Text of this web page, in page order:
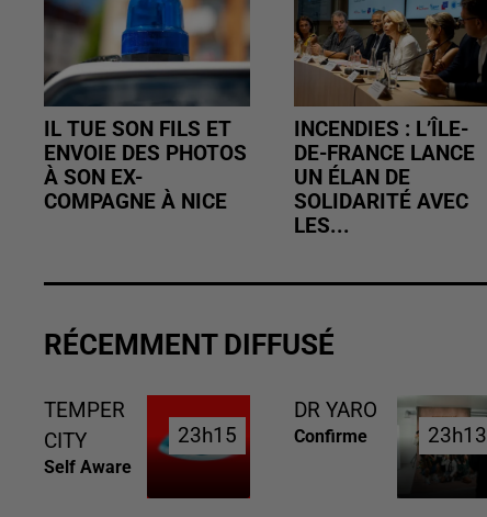
IL TUE SON FILS ET
ENVOIE DES PHOTOS
À SON EX-
COMPAGNE À NICE
INCENDIES : L’ÎLE-
DE-FRANCE LANCE
UN ÉLAN DE
SOLIDARITÉ AVEC
LES...
RÉCEMMENT DIFFUSÉ
TEMPER
CITY
Self Aware
23h15
23h15
DR YARO
Confirme 23h13
23h13